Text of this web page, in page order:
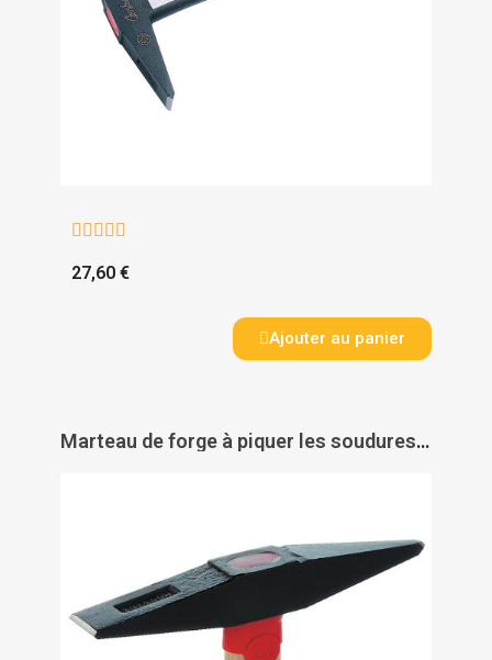
    
27,60 €
Ajouter au panier
Marteau de forge à piquer les soudures manche frêne 430 - MOB